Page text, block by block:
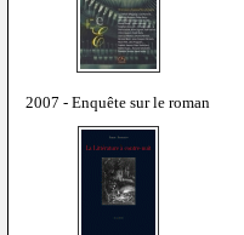
2007 - Enquête sur le roman